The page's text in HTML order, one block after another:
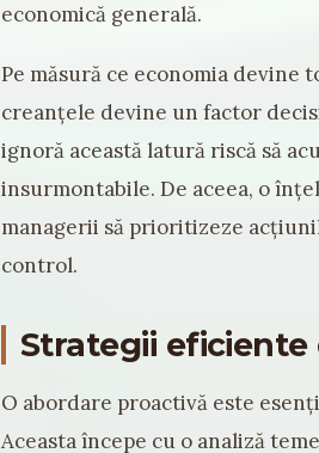
economică generală.
Pe măsură ce economia
creanțele devine un factor
ignoră această latură riscă să
insurmontabile. De aceea, o
managerii să prioritizeze
control.
Strategii eficiente
O abordare proactivă este
Aceasta începe cu o analiză